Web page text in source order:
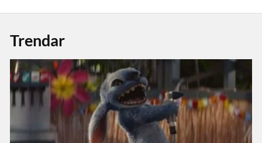
Trendar